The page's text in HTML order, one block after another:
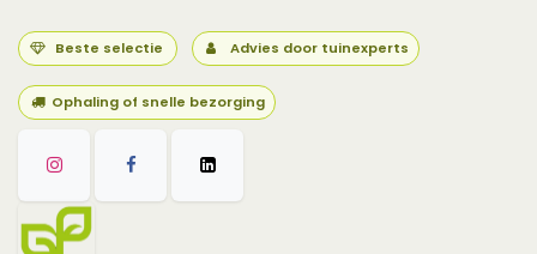
Beste selectie Advies door tuinexperts
Ophaling of snelle bezorging